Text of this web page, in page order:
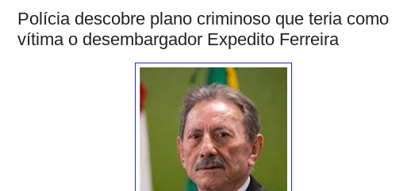
Polícia descobre plano criminoso que teria como
vítima o desembargador Expedito Ferreira